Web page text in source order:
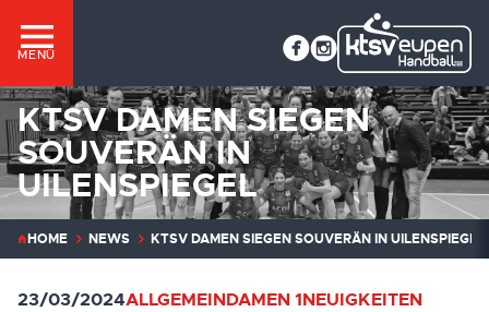
MENÜ
KTSV DAMEN SIEGEN
SOUVERÄN IN
UILENSPIEGEL
HOME NEWS KTSV DAMEN SIEGEN SOUVERÄN IN UILENSPIEGEL
23/03/2024ALLGEMEINDAMEN 1NEUIGKEITEN